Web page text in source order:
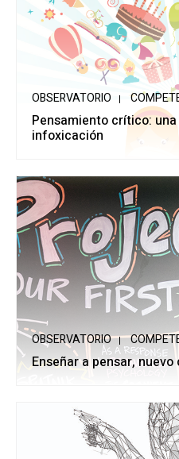
OBSERVATORIO
Pensamiento crítico:
infoxicación
OBSERVATORIO
Enseñar a pensar,